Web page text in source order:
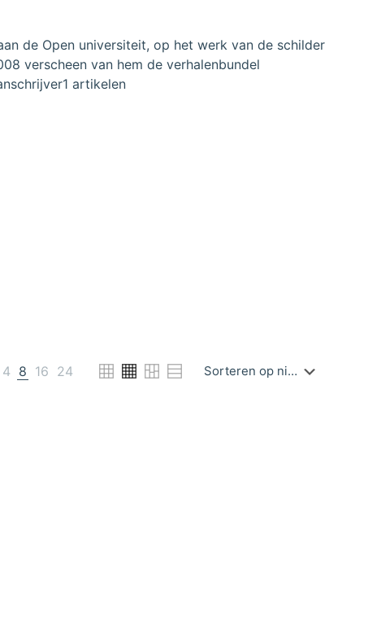
de Open universiteit, op het werk van de schilder
verscheen van hem de verhalenbundel
artikelen
4 8 16 24